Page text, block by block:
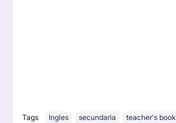
Tags Ingles secundaria teacher's book